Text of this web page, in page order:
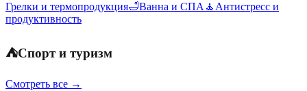
Грелки и термопродукция🛁Ванна и СПА 🧘 Антистресс и
продуктивность
⛺Спорт и туризм
Смотреть все →